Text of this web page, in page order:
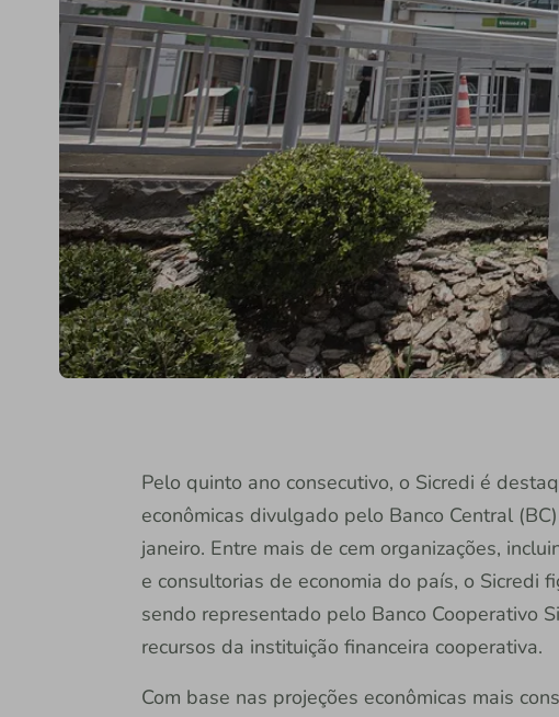
Pelo quinto ano consecutivo, o Sicredi é
econômicas divulgado pelo Banco Central
janeiro. Entre mais de cem organizações,
e consultorias de economia do país, o Sicredi
sendo representado pelo Banco Cooperativo
recursos da instituição financeira cooperativa.
Com base nas projeções econômicas mais